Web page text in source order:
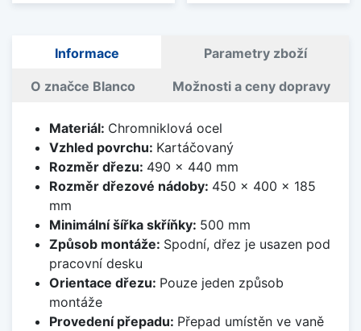
Informace Parametry zboží
O značce Blanco Možnosti a ceny dopravy
Materiál: Chromniklová ocel
Vzhled povrchu: Kartáčovaný
Rozměr dřezu: 490 x 440 mm
Rozměr dřezové nádoby: 450 x 400 x 185
mm
Minimální šířka skříňky: 500 mm
Způsob montáže: Spodní, dřez je usazen pod
pracovní desku
Orientace dřezu: Pouze jeden způsob
montáže
Provedení přepadu: Přepad umístěn ve vaně